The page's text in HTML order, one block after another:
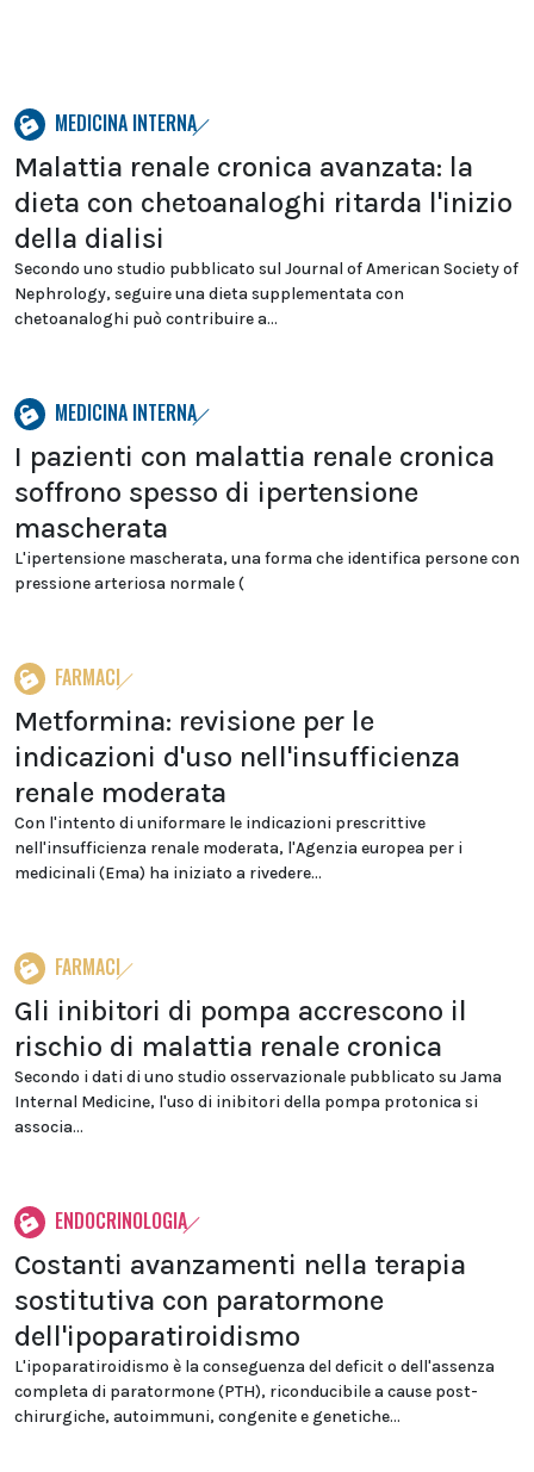
MEDICINA INTERNA
Malattia renale cronica avanzata: la
dieta con chetoanaloghi ritarda l'inizio
della dialisi
Secondo uno studio pubblicato sul Journal of American Society of
Nephrology, seguire una dieta supplementata con
chetoanaloghi può contribuire a...
MEDICINA INTERNA
I pazienti con malattia renale cronica
soffrono spesso di ipertensione
mascherata
L'ipertensione mascherata, una forma che identifica persone con
pressione arteriosa normale (
FARMACI
Metformina: revisione per le
indicazioni d'uso nell'insufficienza
renale moderata
Con l'intento di uniformare le indicazioni prescrittive
nell'insufficienza renale moderata, l'Agenzia europea per i
medicinali (Ema) ha iniziato a rivedere...
FARMACI
Gli inibitori di pompa accrescono il
rischio di malattia renale cronica
Secondo i dati di uno studio osservazionale pubblicato su Jama
Internal Medicine, l'uso di inibitori della pompa protonica si
associa...
ENDOCRINOLOGIA
Costanti avanzamenti nella terapia
sostitutiva con paratormone
dell'ipoparatiroidismo
L'ipoparatiroidismo è la conseguenza del deficit o dell'assenza
completa di paratormone (PTH), riconducibile a cause post-
chirurgiche, autoimmuni, congenite e genetiche...